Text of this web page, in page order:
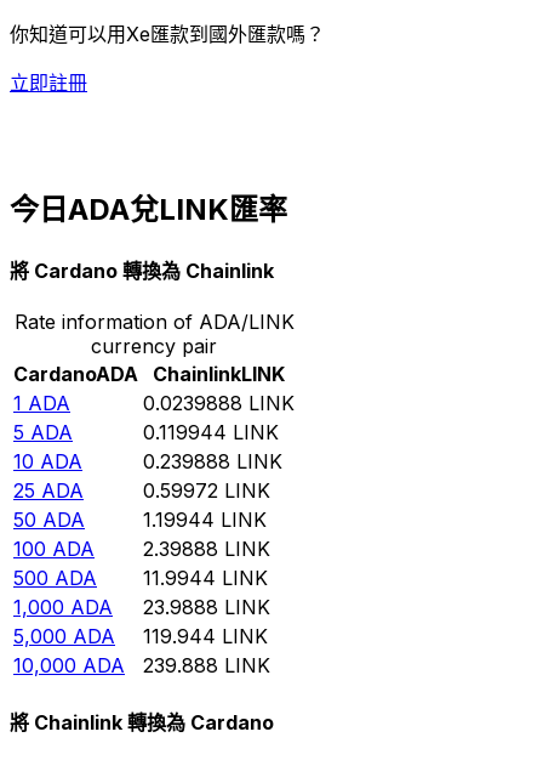
你知道可以用Xe匯款到國外匯款嗎？
立即註冊
今日ADA兌LINK匯率
將 Cardano 轉換為 Chainlink
Rate information of ADA/LINK
currency pair
CardanoADA ChainlinkLINK
1 ADA 0.0239888 LINK
5 ADA 0.119944 LINK
10 ADA 0.239888 LINK
25 ADA 0.59972 LINK
50 ADA 1.19944 LINK
100 ADA 2.39888 LINK
500 ADA 11.9944 LINK
1,000 ADA 23.9888 LINK
5,000 ADA 119.944 LINK
10,000 ADA 239.888 LINK
將 Chainlink 轉換為 Cardano